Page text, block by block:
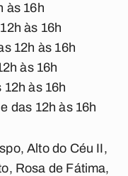
às 16h
às 16h
12h às 16h
às 16h
12h às 16h
das 12h às 16h
Alto do Céu II,
Rosa de Fátima,